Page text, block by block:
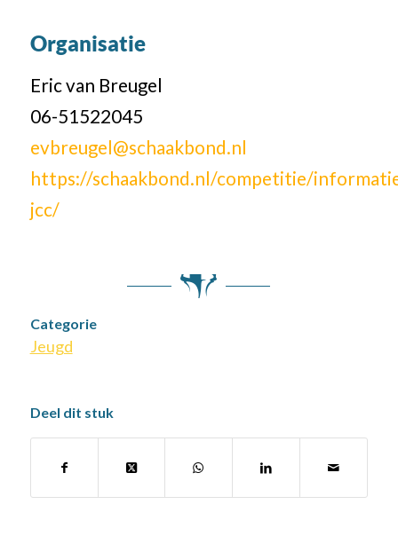
Organisatie
Eric van Breugel
06-51522045
evbreugel@schaakbond.nl
https://schaakbond.nl/competitie/
jcc/
Categorie
Jeugd
Deel dit stuk